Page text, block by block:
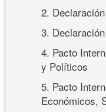
2.
3.
4. Pacto
y Políticos
5. Pacto
Económicos,